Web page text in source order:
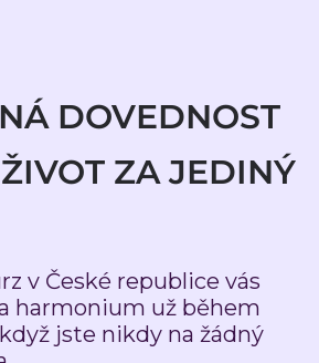
DOVEDNOST
ZA JEDINÝ
v České republice vás
harmonium už během
jste nikdy na žádný